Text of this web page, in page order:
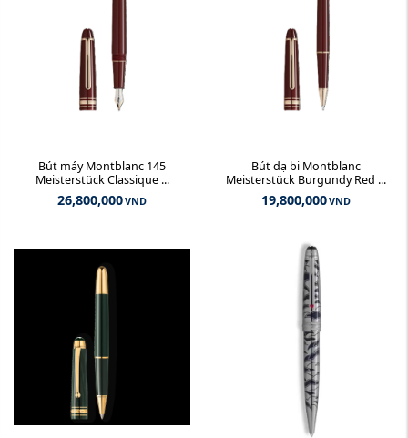
Bút máy Montblanc 145
Meisterstück Classique ...
26,800,000VND
Bút dạ bi Montblanc
Meisterstück Burgundy Red ...
19,800,000VND